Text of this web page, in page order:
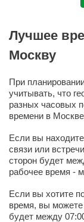
Лучшее
Москву
При
учитывать, что
разных часовых
времени в
Если вы
связи или
сторон будет
рабочее время -
Если вы хотите
время, вы
будет между